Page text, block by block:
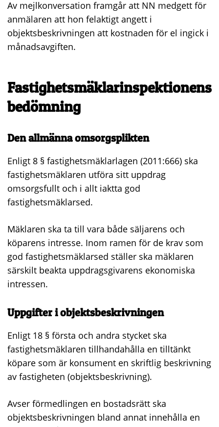
Av mejlkonversation framgår att NN medgett för
anmälaren att hon felaktigt angett i
objektsbeskrivningen att kostnaden för el ingick i
månadsavgiften.
Fastighetsmäklarinspektionens
bedömning
Den allmänna omsorgsplikten
Enligt 8 § fastighetsmäklarlagen (2011:666) ska
fastighetsmäklaren utföra sitt uppdrag
omsorgsfullt och i allt iaktta god
fastighetsmäklarsed.
Mäklaren ska ta till vara både säljarens och
köparens intresse. Inom ramen för de krav som
god fastighetsmäklarsed ställer ska mäklaren
särskilt beakta uppdragsgivarens ekonomiska
intressen.
Uppgifter i objektsbeskrivningen
Enligt 18 § första och andra stycket ska
fastighetsmäklaren tillhandahålla en tilltänkt
köpare som är konsument en skriftlig beskrivning
av fastigheten (objektsbeskrivning).
Avser förmedlingen en bostadsrätt ska
objektsbeskrivningen bland annat innehålla en